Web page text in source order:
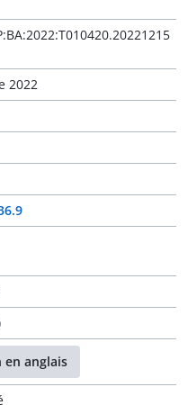
2022
en anglais